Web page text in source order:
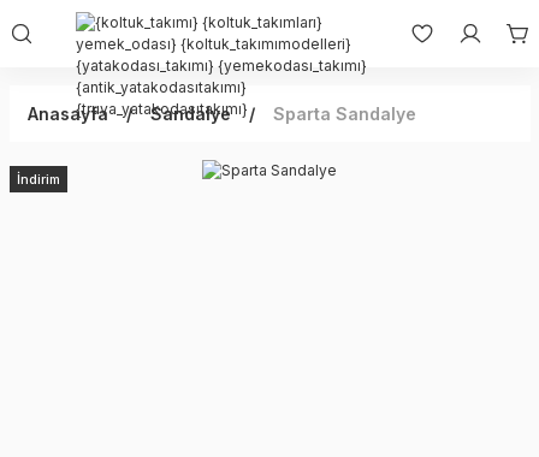
Anasayfa Sandalye Sparta Sandalye
İndirim